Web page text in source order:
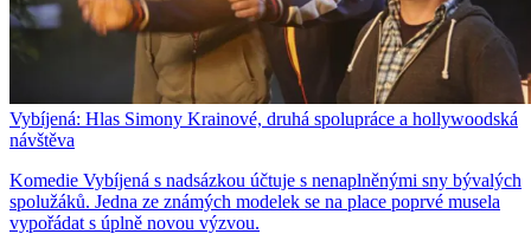
Vybíjená: Hlas Simony Krainové, druhá spolupráce a hollywoodská
návštěva
Komedie Vybíjená s nadsázkou účtuje s nenaplněnými sny bývalých
spolužáků. Jedna ze známých modelek se na place poprvé musela
vypořádat s úplně novou výzvou.